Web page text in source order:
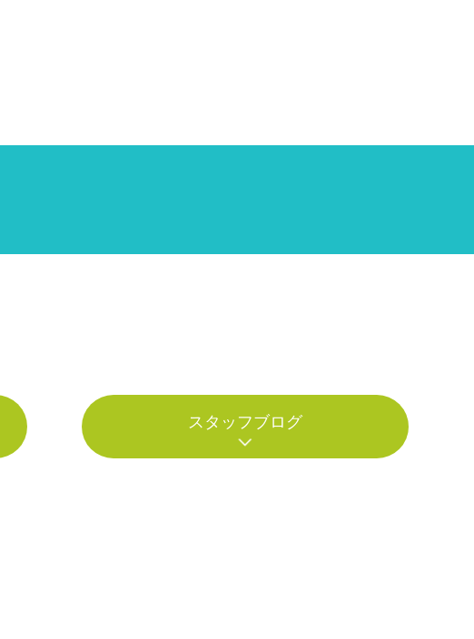
スタッフブログ